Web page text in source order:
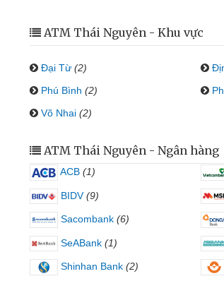
ATM Thái Nguyên - Khu vực
Đại Từ (2)
Phú Bình (2)
Võ Nhai (2)
ATM Thái Nguyên - Ngân hàng
ACB (1)
BIDV (9)
Sacombank (6)
SeABank (1)
Shinhan Bank (2)